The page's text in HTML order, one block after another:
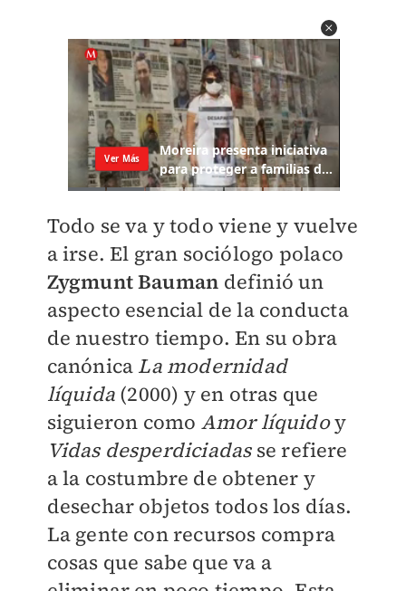
Todo se va y todo viene y vuelve
a irse. El gran sociólogo polaco
Zygmunt Bauman definió un
aspecto esencial de la conducta
de nuestro tiempo. En su obra
canónica La modernidad
líquida(2000) y en otras que
siguieron como Amor líquidoy
Vidas desperdiciadasse refiere
a la costumbre de obtener y
desechar objetos todos los días.
La gente con recursos compra
cosas que sabe que va a